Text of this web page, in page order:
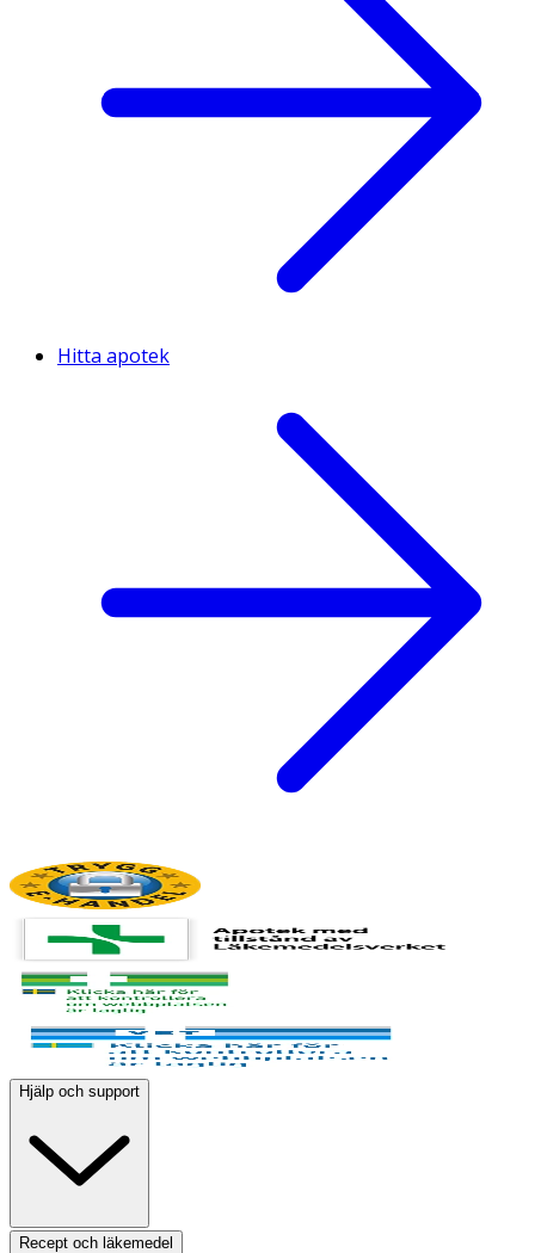
Hitta apotek
Hjälp och support
Recept och läkemedel